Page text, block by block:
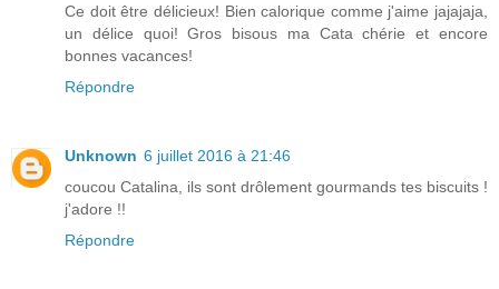
Ce doit être délicieux! Bien calorique comme j'aime jajajaja,
un délice quoi! Gros bisous ma Cata chérie et encore
bonnes vacances!
Répondre
Unknown 6 juillet 2016 à 21:46
coucou Catalina, ils sont drôlement gourmands tes biscuits !
j'adore !!
Répondre